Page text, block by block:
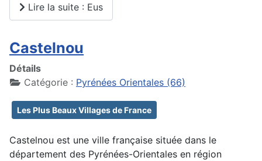
Lire la suite : Eus
Castelnou
Détails
Catégorie : Pyrénées Orientales (66)
Les Plus Beaux Villages de France
Castelnou est une ville française située dans le
département des Pyrénées-Orientales en région